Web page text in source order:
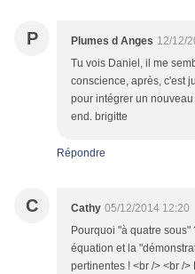
P Plumes d Anges 12/12/
Tu vois Daniel, il me
conscience, après, c'est
pour intégrer un
end. brigitte
Répondre
C Cathy 05/12/2014 12:20
Pourquoi "à quatre
équation et la
pertinentes ! <br /> <br /